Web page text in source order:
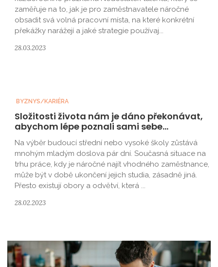
zaměřuje na to, jak je pro zaměstnavatele náročné
obsadit svá volná pracovní místa, na které konkrétní
překážky narážejí a jaké strategie používaj...
28.03.2023
BYZNYS/KARIÉRA
Složitosti života nám je dáno překonávat,
abychom lépe poznali sami sebe...
Na výběr budoucí střední nebo vysoké školy zůstává
mnohým mladým doslova pár dní. Současná situace na
trhu práce, kdy je náročné najít vhodného zaměstnance,
může být v době ukončení jejich studia, zásadně jiná.
Přesto existují obory a odvětví, která ...
28.02.2023